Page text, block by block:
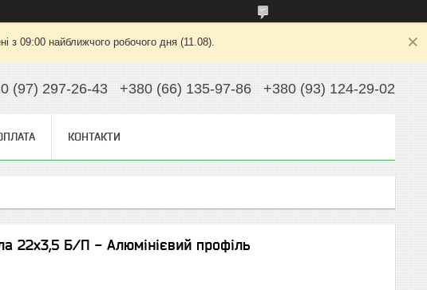
з 09:00 найближчого робочого дня (11.08).
(97) 297-26-43 +380 (66) 135-97-86 +380 (93) 124-29-02
КОНТАКТИ
22х3,5 Б/П - Алюмінієвий профіль